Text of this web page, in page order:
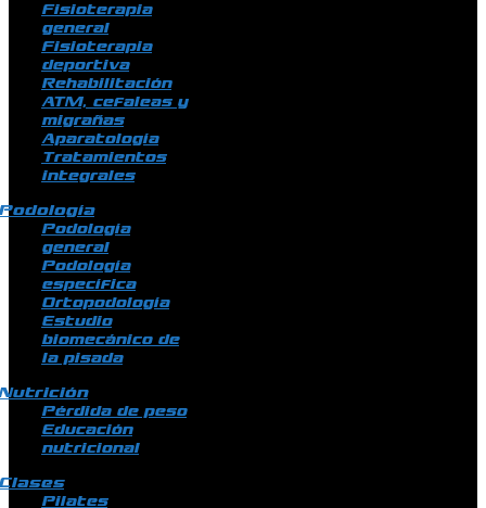
Fisioterapia
general
Fisioterapia
deportiva
Rehabilitación
ATM, cefaleas y
migrañas
Aparatología
Tratamientos
integrales
Podología
general
Podología
específica
Ortopodología
Estudio
biomecánico de
la pisada
Pérdida de peso
Educación
nutricional
Pilates